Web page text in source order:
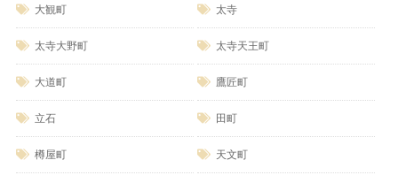
大観町 太寺
太寺大野町 太寺天王町
大道町 鷹匠町
立石 田町
樽屋町 天文町